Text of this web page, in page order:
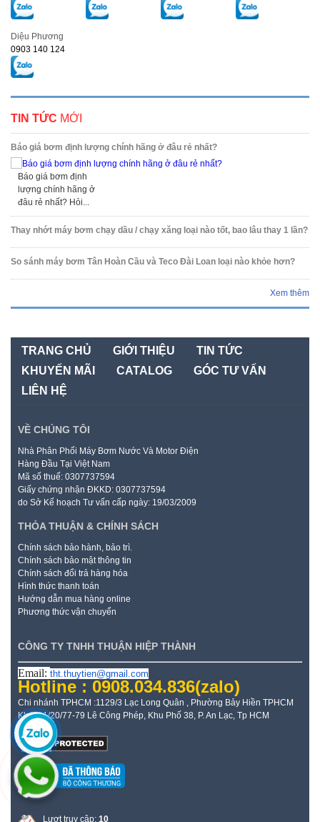
Diệu Phương
0903 140 124
TIN TỨC MỚI
Báo giá bơm định lượng chính hãng ở đâu rẻ nhất?
Báo giá bơm định
lượng chính hãng ở
đâu rẻ nhất? Hỏi...
Thay nhớt máy bơm chạy dầu / chạy xăng loại nào tốt, bao lâu thay 1 lần?
So sánh máy bơm Tân Hoàn Cầu và Teco Đài Loan loại nào khỏe hơn?
Xem thêm
TRANG CHỦ GIỚI THIỆU
TIN TỨC
KHUYẾN MÃI
CATALOG
GÓC TƯ VẤN
LIÊN HỆ
VỀ CHÚNG TÔI
Nhà Phân Phối Máy Bơm Nước Và Motor Điện
Hàng Đầu Tại Việt Nam
Mã số thuế: 0307737594
Giấy chứng nhận ĐKKD: 0307737594
do Sở Kế hoạch Tư vấn cấp ngày: 19/03/2009
THỎA THUẬN & CHÍNH SÁCH
Chính sách bảo hành, bảo trì.
Chính sách bảo mật thông tin
Chính sách đổi trả hàng hóa
Hình thức thanh toán
Hướng dẫn mua hàng online
Phương thức vận chuyển
CÔNG TY TNHH THUẬN HIỆP THÀNH
Email: tht.thuytien@gmail.com
Hotline : 0908.034.836(zalo)
Chi nhánh TPHCM :1129/3 Lạc Long Quân , Phường Bảy Hiền TPHCM
Kho: 21/20/77-79 Lê Công Phép, Khu Phố 38, P. An Lạc, Tp HCM
Lượt truy cập: 10